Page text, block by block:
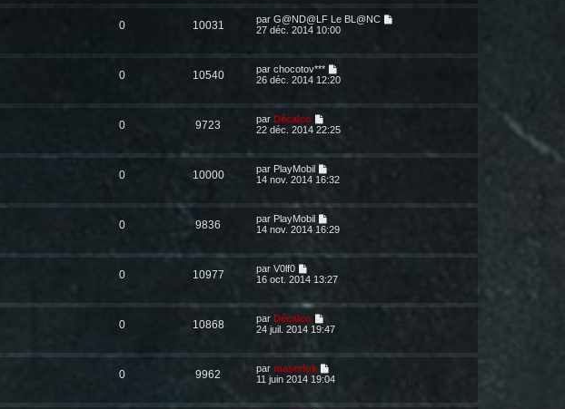
0 10031 par G@ND@LF Le BL@NC
27 déc. 2014 10:00
0 10540 par chocotov***
26 déc. 2014 12:20
0 9723 par Décalco
22 déc. 2014 22:25
0 10000 par PlayMobil
14 nov. 2014 16:32
0 9836 par PlayMobil
14 nov. 2014 16:29
0 10977 par V0lf0
16 oct. 2014 13:27
0 10868 par Décalco
24 juil. 2014 19:47
0 9962 par maserlok
11 juin 2014 19:04